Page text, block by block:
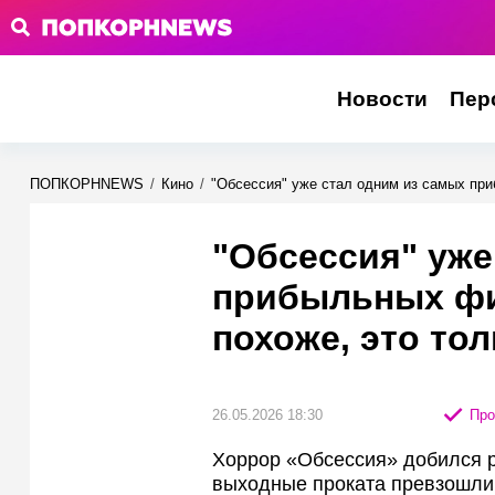
Новости
ПОПКОРНNEWS / Кино / "Обсессия" уже стал одним из самых
"Обсессия"
прибыльных
похоже, это
26.05.2026 18:30
Хоррор «Обсессия» добился
выходные проката